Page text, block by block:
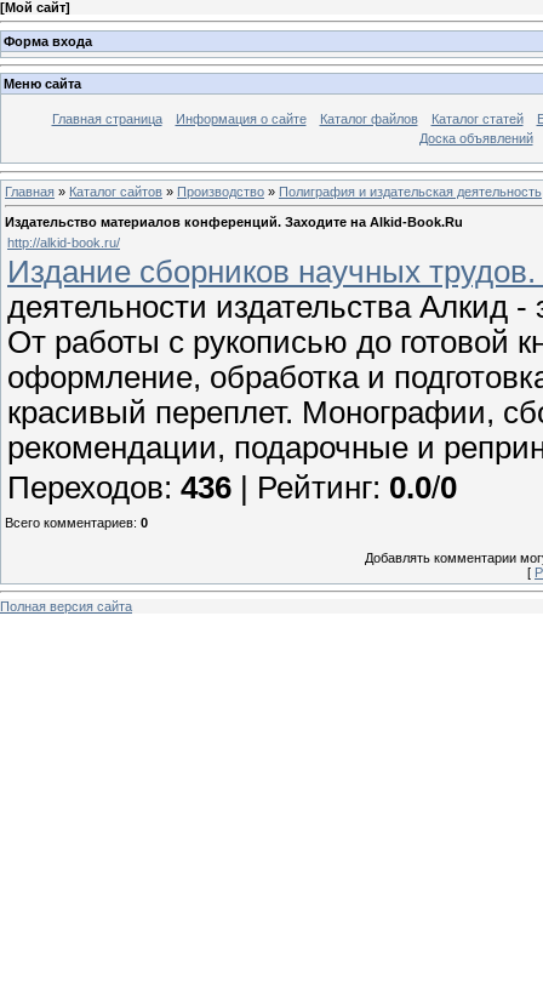
[Мой сайт]
Форма входа
Меню сайта
Главная страница Информация о сайте Каталог файлов Каталог статей
Доска объявлений
Главная » Каталог сайтов » Производство » Полиграфия и издательская деятельность
Издательство материалов конференций. Заходите на Alkid-Book.Ru
http://alkid-book.ru/
Издание сборников научных
деятельности издательства Алкид -
От работы с рукописью до готовой
оформление, обработка и
красивый переплет. Монографии,
рекомендации, подарочные и
Переходов: 436 | Рейтинг: 0.0/0
Всего комментариев: 0
Добавлять комментарии
[
Полная версия сайта